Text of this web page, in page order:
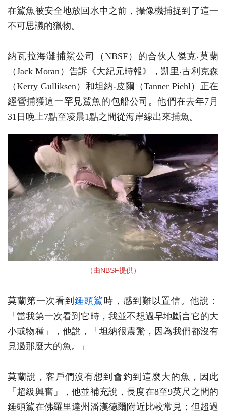
在鯊魚被安全地放回水中之前，攝像機捕捉到了這一
不可思議的獵物。
納瓦拉海灘捕鯊公司（NBSF）的合伙人傑克‧莫蘭
（Jack Moran）告訴《大紀元時報》，凱里‧古利克森
（Kerry Gulliksen）和坦納‧皮爾（Tanner Piehl）正在
經營捕獲這一罕見鯊魚的包船公司。他們在去年7月
31日晚上7點至凌晨1點之間從海岸線出來捕魚。
（由NBSF提供）
莫蘭第一次看到錘頭鯊 時，感到難以置信。他說：
「當我第一次看到它時，我並不想過早地斷言它的大
小或物種」，他說，「坦納很震驚，因為我們都沒有
見過那麼大的魚。」
莫蘭說，客戶們沒有想到會釣到這麼大的魚，因此
「超級興奮」，他並補充說，長度在8至9英尺之間的
錘頭鯊在佛羅里達州潘漢德爾附近比較常見；但超過